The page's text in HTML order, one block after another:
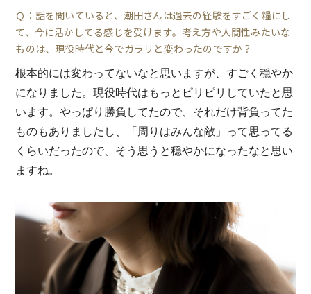
Ｑ：話を聞いていると、潮田さんは過去の経験をすごく糧にし
て、今に活かしてる感じを受けます。考え方や人間性みたいな
ものは、現役時代と今でガラリと変わったのですか？
根本的には変わってないなと思いますが、すごく穏やか
になりました。現役時代はもっとピリピリしていたと思
います。やっぱり勝負してたので、それだけ背負ってた
ものもありましたし、「周りはみんな敵」って思ってる
くらいだったので、そう思うと穏やかになったなと思い
ますね。